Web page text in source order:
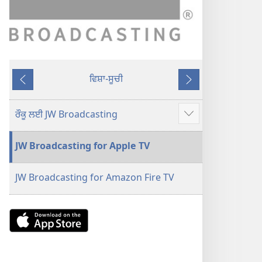
ਪਿਛਲਾ
ਵਿਸ਼ਾ-ਸੂਚੀ
ਅਗਲਾ
ਰੌਕੂ ਲਈ JW Broadcasting
Show
more
JW Broadcasting for Apple TV
JW Broadcasting for Amazon Fire TV
Download
on